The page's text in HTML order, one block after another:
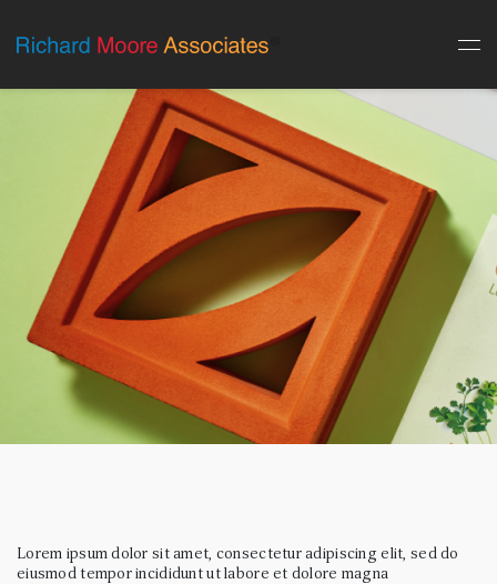
Lorem ipsum dolor sit amet, consectetur adipiscing elit, sed do
eiusmod tempor incididunt ut labore et dolore magna